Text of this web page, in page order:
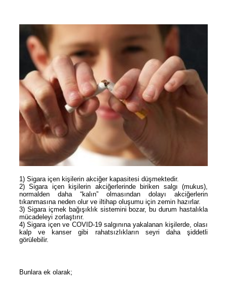
1) Sigara içen kişilerin akciğer kapasitesi düşmektedir.
2) Sigara içen kişilerin akciğerlerinde biriken salgı (mukus),
normalden daha “kalın” olmasından dolayı akciğerlerin
tıkanmasına neden olur ve iltihap oluşumu için zemin hazırlar.
3) Sigara içmek bağışıklık sistemini bozar, bu durum hastalıkla
mücadeleyi zorlaştırır.
4) Sigara içen ve COVID-19 salgınına yakalanan kişilerde, olası
kalp ve kanser gibi rahatsızlıkların seyri daha şiddetli
görülebilir.
Bunlara ek olarak;